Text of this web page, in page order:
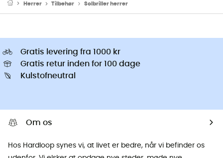
Herrer Tilbehør Solbriller herrer
Gratis levering fra 1000 kr
Gratis retur inden for 100 dage
Kulstofneutral
Om os
Hos Hardloop synes vi, at livet er bedre, når vi befinder os